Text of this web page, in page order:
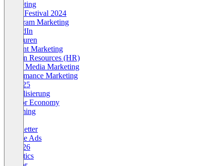
Marketing
OMR Festival 2024
Instagram Marketing
LinkedIn
Agenturen
Content Marketing
Human Resources (HR)
Social Media Marketing
Performance Marketing
OMR25
Digitalisierung
Creator Economy
Streaming
Newsletter
Google Ads
OMR26
Analytics